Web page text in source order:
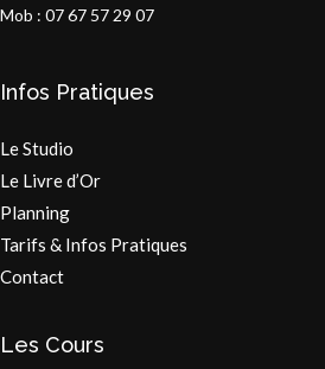
Mob : 07 67 57 29 07
Infos Pratiques
Le Studio
Le Livre d’Or
Planning
Tarifs & Infos Pratiques
Contact
Les Cours